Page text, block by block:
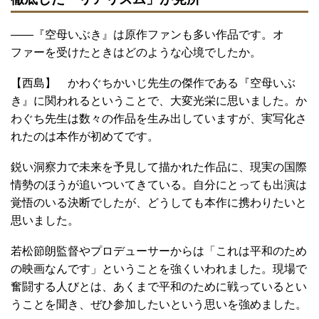
――『空母いぶき』は原作ファンも多い作品です。オ
ファーを受けたときはどのような心境でしたか。
【西島】 かわぐちかいじ先生の傑作である『空母いぶ
き』に関われるということで、大変光栄に思いました。か
わぐち先生は数々の作品を生み出していますが、実写化さ
れたのは本作が初めてです。
鋭い洞察力で未来を予見して描かれた作品に、現実の国際
情勢のほうが追いついてきている。自分にとっても出演は
覚悟のいる決断でしたが、どうしても本作に携わりたいと
思いました。
若松節朗監督やプロデューサーからは「これは平和のため
の映画なんです」ということを強くいわれました。現場で
奮闘する人びとは、あくまで平和のために戦っているとい
うことを聞き、ぜひ参加したいという思いを強めました。